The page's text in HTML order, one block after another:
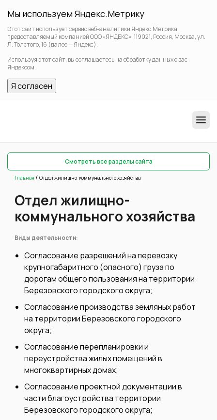
Мы используем Яндекс.Метрику
Этот сайт использует сервис веб-аналитики Яндекс.Метрика,
предоставляемый компанией ООО «ЯНДЕКС», 119021, Россия, Москва, ул.
Л. Толстого, 16 (далее — Яндекс).
Используя этот сайт, вы соглашаетесь на обработку данных о вас
Яндексом.
Я согласен
Смотреть все разделы сайта
Главная / Отдел жилищно-коммунального хозяйства
Отдел жилищно-
коммунального хозяйства
Виды деятельности:
Согласование разрешений на перевозку
крупногабаритного (опасного) груза по
дорогам общего пользования на территории
Березовского городского округа;
Согласование производства земляных работ
на территории Березовского городского
округа;
Согласование перепланировки и
переустройства жилых помещений в
многоквартирных домах;
Согласование проектной документации в
части благоустройства территории
Березовского городского округа;